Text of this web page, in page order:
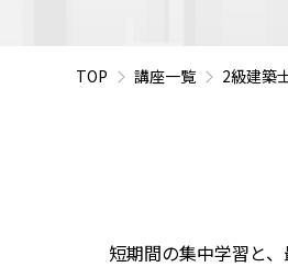
TOP 講座一覧 2級建築
短期間の集中学習と